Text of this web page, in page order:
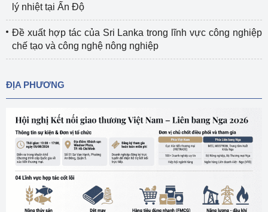
lý nhiệt tại Ấn Độ
Đề xuất hợp tác của Sri Lanka trong lĩnh vực công nghiệp
chế tạo và công nghệ nông nghiệp
ĐỊA PHƯƠNG